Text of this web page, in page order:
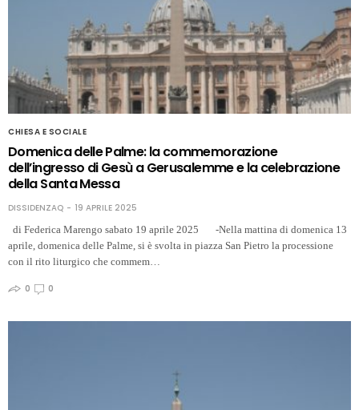
CHIESA E SOCIALE
Domenica delle Palme: la commemorazione
dell’ingresso di Gesù a Gerusalemme e la celebrazione
della Santa Messa
DISSIDENZAQ
19 APRILE 2025
di Federica Marengo sabato 19 aprile 2025 -Nella mattina di domenica 13
aprile, domenica delle Palme, si è svolta in piazza San Pietro la processione
con il rito liturgico che commem…
0 0